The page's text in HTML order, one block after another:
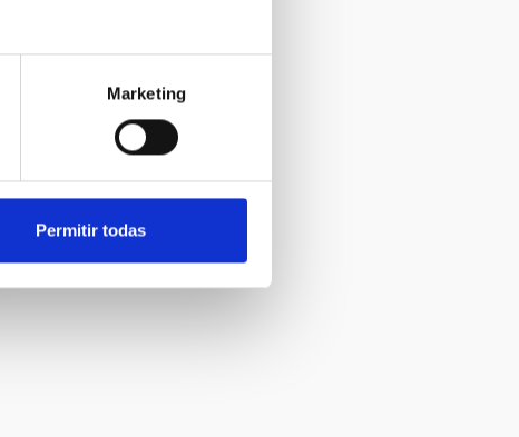
Marketing
Permitir todas